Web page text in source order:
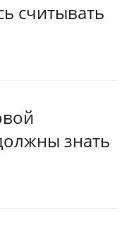
считывать
знать